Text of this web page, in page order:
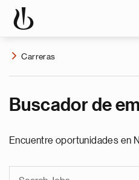
Carreras
Buscador de
Encuentre oportunidades en